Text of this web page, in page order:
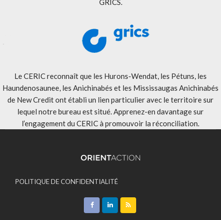
GRICS.
Le CERIC reconnaît que les Hurons-Wendat, les Pétuns, les
Haundenosaunee, les Anichinabés et les Mississaugas Anichinabés
de New Credit ont établi un lien particulier avec le territoire sur
lequel notre bureau est situé. Apprenez-en davantage sur
l’engagement du CERIC à promouvoir la réconciliation.
POLITIQUE DE CONFIDENTIALITÉ
ACCEPTATION DES MODALITÉS CONTACT